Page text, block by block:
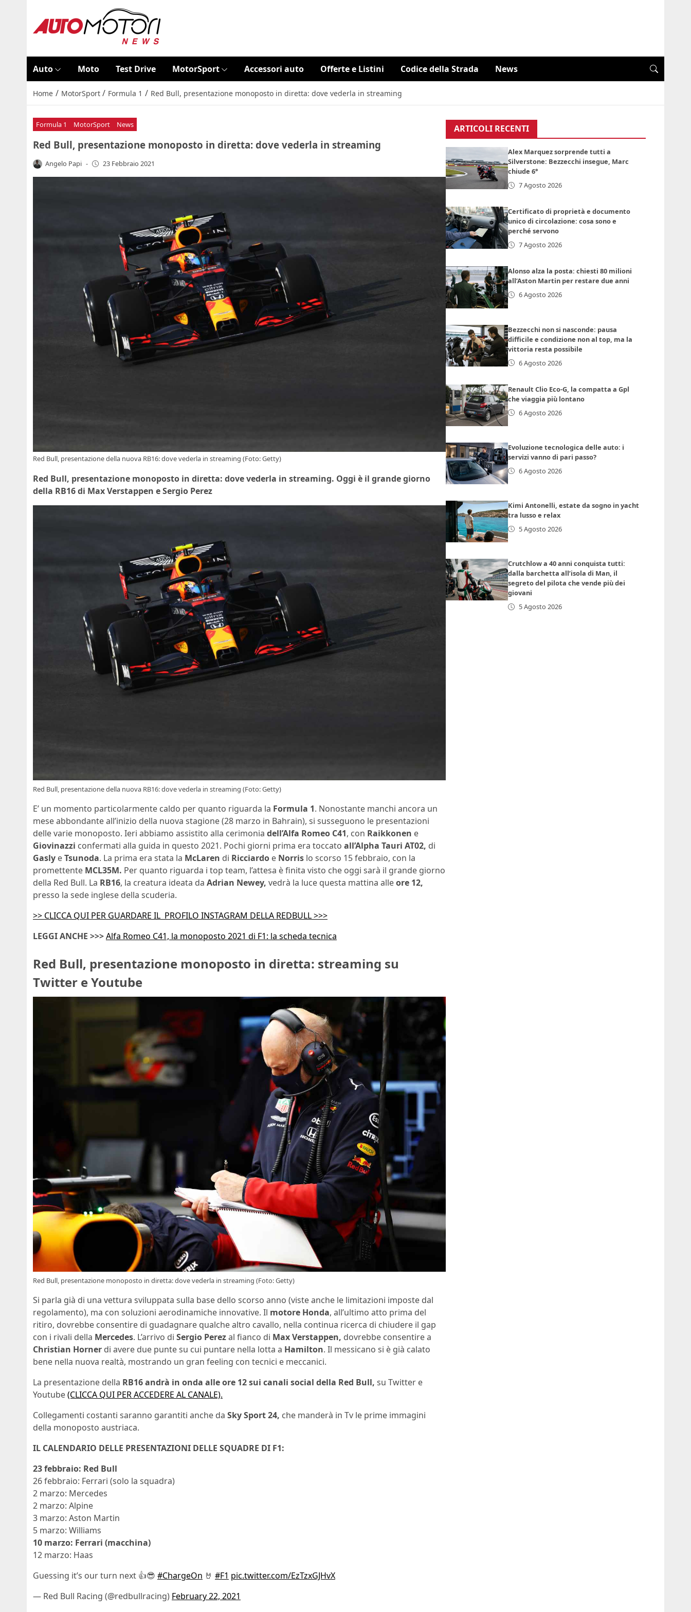
Auto Moto Test Drive MotorSport Accessori auto Offerte e Listini Codice della Strada News
Home / MotorSport / Formula 1 / Red Bull, presentazione monoposto in diretta: dove vederla in streaming
Formula 1 MotorSport News
Red Bull, presentazione monoposto in diretta: dove vederla in streaming
Angelo Papi - 23 Febbraio 2021
Red Bull, presentazione della nuova RB16: dove vederla in streaming (Foto: Getty)
Red Bull, presentazione monoposto in diretta: dove vederla in streaming. Oggi è il grande giorno
della RB16 di Max Verstappen e Sergio Perez
Red Bull, presentazione della nuova RB16: dove vederla in streaming (Foto: Getty)
E’ un momento particolarmente caldo per quanto riguarda la Formula 1. Nonostante manchi ancora un
mese abbondante all’inizio della nuova stagione (28 marzo in Bahrain), si susseguono le presentazioni
delle varie monoposto. Ieri abbiamo assistito alla cerimonia dell’Alfa Romeo C41, con Raikkonen e
Giovinazzi confermati alla guida in questo 2021. Pochi giorni prima era toccato all’Alpha Tauri AT02, di
Gasly eTsunoda. La prima era stata la McLaren di Ricciardo e Norris lo scorso 15 febbraio, con la
promettente MCL35M. Per quanto riguarda i top team, l’attesa è finita visto che oggi sarà il grande giorno
della Red Bull. La RB16, la creatura ideata da Adrian Newey, vedrà la luce questa mattina alleore 12,
presso la sede inglese della scuderia.
>> CLICCA QUI PER GUARDARE IL PROFILO INSTAGRAM DELLA REDBULL >>>
LEGGI ANCHE >>>Alfa Romeo C41, la monoposto 2021 di F1: la scheda tecnica
Red Bull, presentazione monoposto in diretta: streaming su
Twitter e Youtube
Red Bull, presentazione monoposto in diretta: dove vederla in streaming (Foto: Getty)
Si parla già di una vettura sviluppata sulla base dello scorso anno (viste anche le limitazioni imposte dal
regolamento), ma con soluzioni aerodinamiche innovative. Il motore Honda, all’ultimo atto prima del
ritiro, dovrebbe consentire di guadagnare qualche altro cavallo, nella continua ricerca di chiudere il gap
con i rivali della Mercedes. L’arrivo di Sergio Perezal fianco di Max Verstappen, dovrebbe consentire a
Christian Horner di avere due punte su cui puntare nella lotta a Hamilton. Il messicano si è già calato
bene nella nuova realtà, mostrando un gran feeling con tecnici e meccanici.
La presentazione della RB16 andrà in onda alle ore 12 sui canali social della Red Bull, su Twitter e
Youtube(CLICCA QUI PER ACCEDERE AL CANALE).
Collegamenti costanti saranno garantiti anche da Sky Sport 24, che manderà in Tv le prime immagini
della monoposto austriaca.
IL CALENDARIO DELLE PRESENTAZIONI DELLE SQUADRE DI F1:
23 febbraio: Red Bull
26 febbraio: Ferrari (solo la squadra)
2 marzo: Mercedes
2 marzo: Alpine
3 marzo: Aston Martin
5 marzo: Williams
10 marzo: Ferrari (macchina)
12 marzo: Haas
Guessing it’s our turn next 👍😎 #ChargeOn 🤘 #F1 pic.twitter.com/EzTzxGJHvX
— Red Bull Racing (@redbullracing) February 22, 2021
ARTICOLI RECENTI
Alex Marquez sorprende tutti a
Silverstone: Bezzecchi insegue, Marc
chiude 6°
7 Agosto 2026
Certificato di proprietà e documento
unico di circolazione: cosa sono e
perché servono
7 Agosto 2026
Alonso alza la posta: chiesti 80 milioni
all’Aston Martin per restare due anni
6 Agosto 2026
Bezzecchi non si nasconde: pausa
difficile e condizione non al top, ma la
vittoria resta possibile
6 Agosto 2026
Renault Clio Eco-G, la compatta a Gpl
che viaggia più lontano
6 Agosto 2026
Evoluzione tecnologica delle auto: i
servizi vanno di pari passo?
6 Agosto 2026
Kimi Antonelli, estate da sogno in yacht
tra lusso e relax
5 Agosto 2026
Crutchlow a 40 anni conquista tutti:
dalla barchetta all’isola di Man, il
segreto del pilota che vende più dei
giovani
5 Agosto 2026